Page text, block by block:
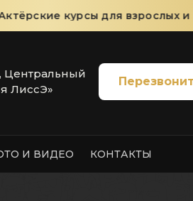
курсы для взрослых и
Центральный
ЛиссЭ»
И ВИДЕО КОНТАКТЫ